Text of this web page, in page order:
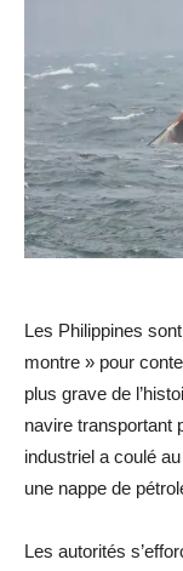
Les Philippines
montre » pour
plus grave de
navire transportant
industriel a coulé
une nappe de
Les autorités